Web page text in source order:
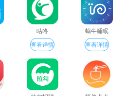
咕咚
查看详情
蜗牛睡眠
查看详情